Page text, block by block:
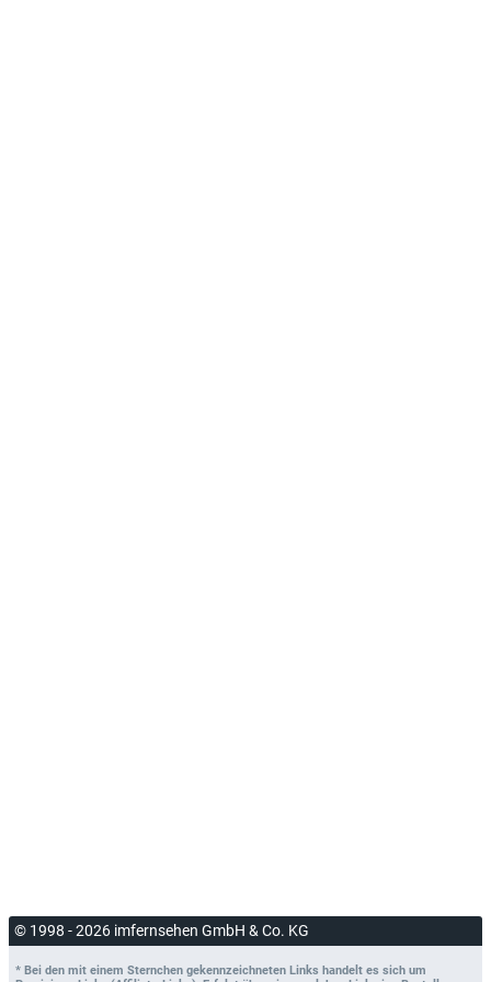
© 1998 - 2026 imfernsehen GmbH & Co. KG
* Bei den mit einem Sternchen gekennzeichneten Links handelt es sich um